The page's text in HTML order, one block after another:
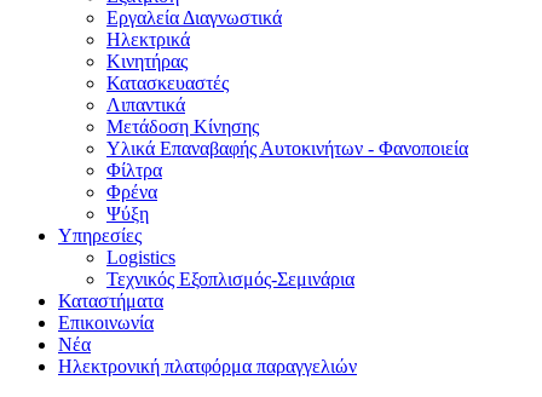
Εργαλεία Διαγνωστικά
Ηλεκτρικά
Κινητήρας
Κατασκευαστές
Λιπαντικά
Μετάδοση Κίνησης
Υλικά Επαναβαφής Αυτοκινήτων - Φανοποιεία
Φίλτρα
Φρένα
Ψύξη
Υπηρεσίες
Logistics
Τεχνικός Εξοπλισμός-Σεμινάρια
Καταστήματα
Επικοινωνία
Νέα
Ηλεκτρονική πλατφόρμα παραγγελιών